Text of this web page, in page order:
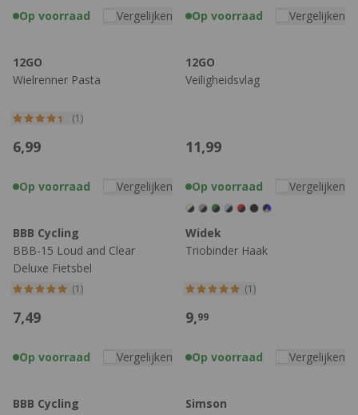
Op voorraad Vergelijken Op voorraad Vergelijken
12GO
Wielrenner Pasta
(1)
6,99
Op voorraad Vergelijken
12GO
Veiligheidsvlag
11,99
Op voorraad Vergelijken
BBB Cycling
BBB-15 Loud and Clear
Deluxe Fietsbel
(1)
7,49
Op voorraad Vergelijken
Widek
Triobinder Haak
(1)
9,99
Op voorraad Vergelijken
BBB Cycling
Simson